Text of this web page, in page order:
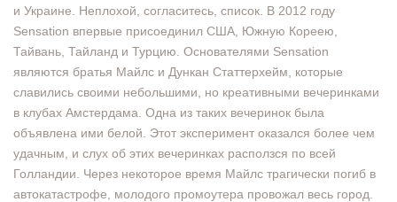
и Украине. Неплохой, согласитесь, список. В 2012 году
Sensation впервые присоединил США, Южную Кореею,
Тайвань, Тайланд и Турцию. Основателями Sensation
являются братья Майлс и Дункан Статтерхейм, которые
славились своими небольшими, но креативными вечеринками
в клубах Амстердама. Одна из таких вечеринок была
объявлена ими белой. Этот эксперимент оказался более чем
удачным, и слух об этих вечеринках расползся по всей
Голландии. Через некоторое время Майлс трагически погиб в
автокатастрофе, молодого промоутера провожал весь город.